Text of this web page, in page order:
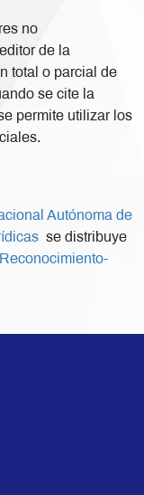
no
de la
total o parcial de
se cite la
permite utilizar los
Autónoma de
se distribuye